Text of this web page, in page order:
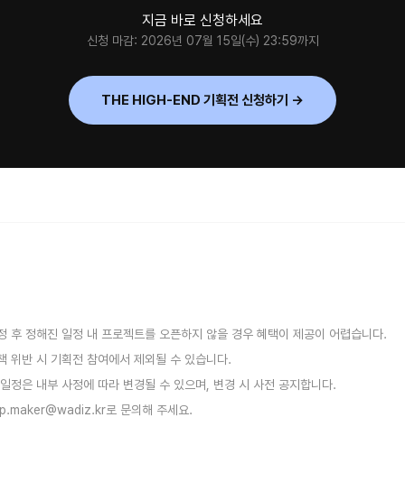
지금 바로 신청하세요
신청 마감: 2026년 07월 15일(수) 23:59까지
THE HIGH-END 기획전 신청하기 →
후 정해진 일정 내 프로젝트를 오픈하지 않을 경우 혜택이 제공이 어렵습니다.
위반 시 기획전 참여에서 제외될 수 있습니다.
정은 내부 사정에 따라 변경될 수 있으며, 변경 시 사전 공지합니다.
로 문의해 주세요.